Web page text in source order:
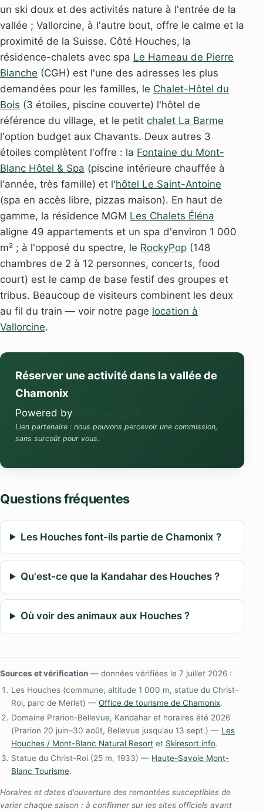
un ski doux et des activités nature à l'entrée de la
vallée ; Vallorcine, à l'autre bout, offre le calme et la
proximité de la Suisse. Côté Houches, la
résidence-chalets avec spa Le Hameau de Pierre
Blanche (CGH) est l'une des adresses les plus
demandées pour les familles, le Chalet-Hôtel du
Bois (3 étoiles, piscine couverte) l'hôtel de
référence du village, et le petit chalet La Barme
l'option budget aux Chavants. Deux autres 3
étoiles complètent l'offre : la Fontaine du Mont-
Blanc Hôtel & Spa (piscine intérieure chauffée à
l'année, très famille) et l'hôtel Le Saint-Antoine
(spa en accès libre, pizzas maison). En haut de
gamme, la résidence MGM Les Chalets Éléna
aligne 49 appartements et un spa d'environ 1 000
m² ; à l'opposé du spectre, le RockyPop (148
chambres de 2 à 12 personnes, concerts, food
court) est le camp de base festif des groupes et
tribus. Beaucoup de visiteurs combinent les deux
au fil du train — voir notre page location à
Vallorcine.
Réserver une activité dans la vallée de
Chamonix
Powered by
Lien partenaire : nous pouvons percevoir une commission,
sans surcoût pour vous.
Questions fréquentes
Les Houches font-ils partie de Chamonix ?
Qu'est-ce que la Kandahar des Houches ?
Où voir des animaux aux Houches ?
Sources et vérification — données vérifiées le 7 juillet 2026 :
Les Houches (commune, altitude 1 000 m, statue du Christ-
Roi, parc de Merlet) —Office de tourisme de Chamonix.
Domaine Prarion-Bellevue, Kandahar et horaires été 2026
(Prarion 20 juin–30 août, Bellevue jusqu'au 13 sept.) — Les
Houches / Mont-Blanc Natural Resort et Skiresort.info.
Statue du Christ-Roi (25 m, 1933) — Haute-Savoie Mont-
Blanc Tourisme.
Horaires et dates d'ouverture des remontées susceptibles de
varier chaque saison : à confirmer sur les sites officiels avant